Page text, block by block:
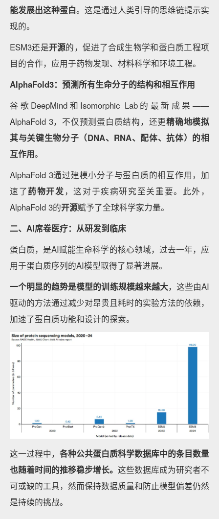
能发展出这种蛋白。这是通过人类引导的思维链提示实
现的。
ESM3还是开源的，促进了合成生物学和蛋白质工程项
目的合作，应用于药物发现、材料科学和环境工程。
AlphaFold3： 预测所有生命分子的结构和相互作用
谷歌DeepMind和Isomorphic Lab的最新成果——
AlphaFold 3，不仅预测蛋白质结构，还更精确地模拟
其与关键生物分子（DNA、 RNA、配体、抗体）的相
互作用。
AlphaFold 3通过建模小分子与蛋白质的相互作用，加
速了药物开发 ，这对于疾病研究至关重要。此外，
AlphaFold 3的开源赋予了全球科学家力量。
二、AI席卷医疗：从研发到临床
蛋白质，是AI赋能生命科学的核心领域，过去一年，应
用于蛋白质序列的AI模型取得了显著进展。
一个明显的趋势是模型的训练规模越来越大，这些由AI
驱动的方法通过减少对昂贵且耗时的实验方法的依赖，
加速了蛋白质功能和设计的探索。
这一过程中， 各种公共蛋白质科学数据库中的条目数量
也随着时间的推移稳步增长。 这些数据库成为研究者不
可或缺的工具，然而保持数据质量和防止模型偏差仍然
是持续的挑战。